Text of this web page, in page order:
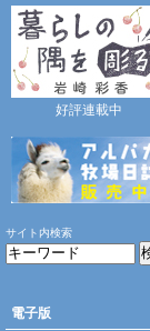
好評連載中
サイト内検索
電子版